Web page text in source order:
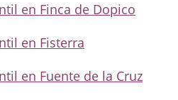
en Finca de Dopico
en Fisterra
en Fuente de la Cruz